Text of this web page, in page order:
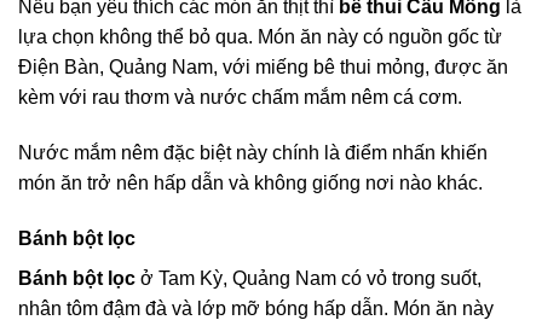
Nếu bạn yêu thích các món ăn thịt thì bê thui Cầu Mống là
lựa chọn không thể bỏ qua. Món ăn này có nguồn gốc từ
Điện Bàn, Quảng Nam, với miếng bê thui mỏng, được ăn
kèm với rau thơm và nước chấm mắm nêm cá cơm.
Nước mắm nêm đặc biệt này chính là điểm nhấn khiến
món ăn trở nên hấp dẫn và không giống nơi nào khác.
Bánh bột lọc
Bánh bột lọc ở Tam Kỳ, Quảng Nam có vỏ trong suốt,
nhân tôm đậm đà và lớp mỡ bóng hấp dẫn. Món ăn này